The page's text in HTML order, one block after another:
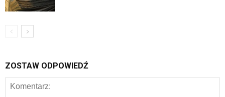
ZOSTAW ODPOWIEDŹ